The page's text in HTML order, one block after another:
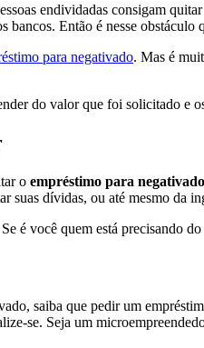
endividadas consigam
Então é nesse obstáculo
para negativado. Mas é
do valor que foi solicitado e
o empréstimo para negativado
suas dívidas, ou até mesmo da
é você quem está precisando
saiba que pedir um
se. Seja um